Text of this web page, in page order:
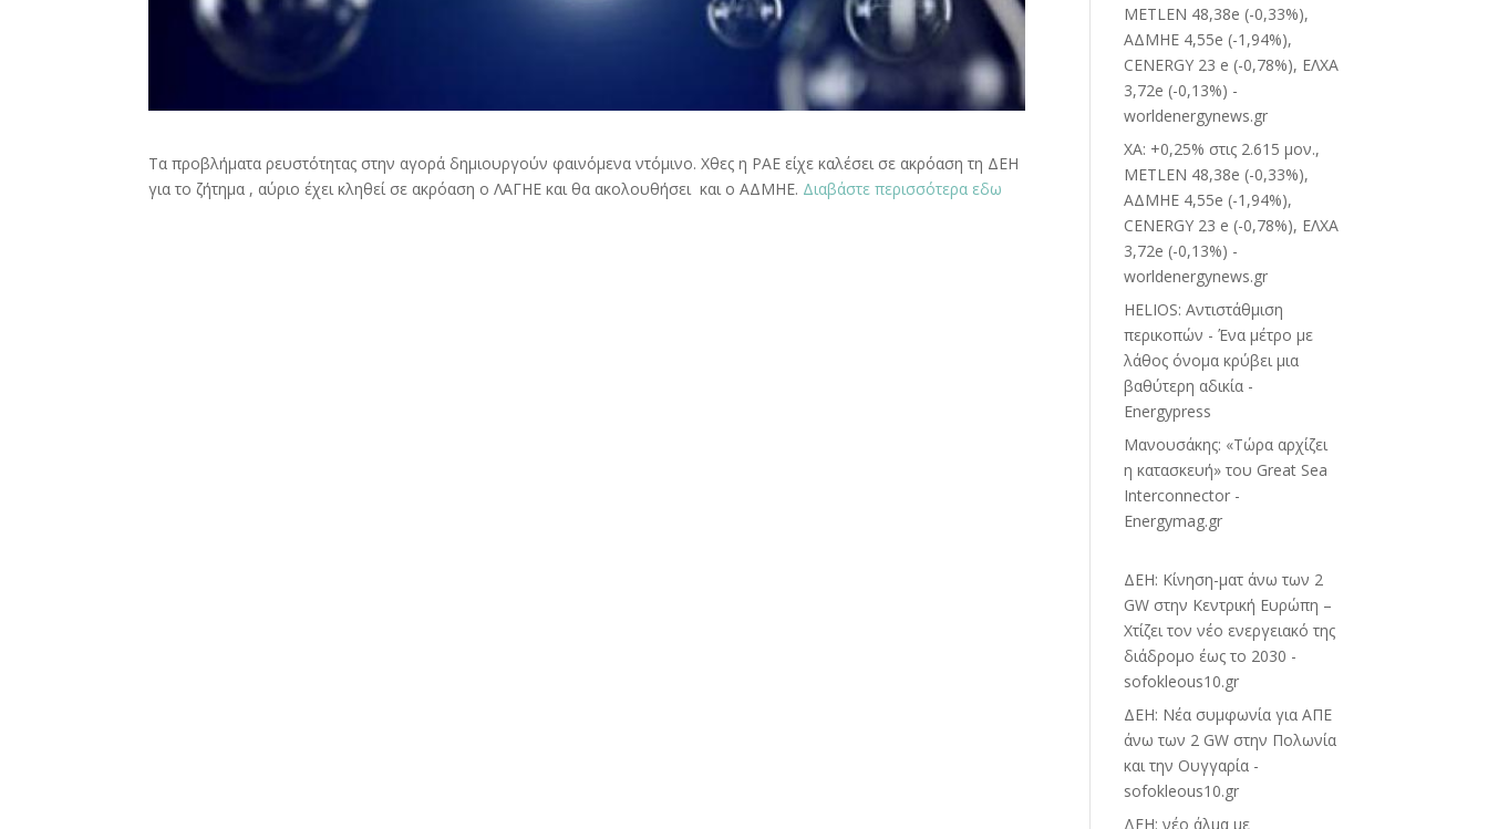
Τα προβλήματα ρευστότητας στην αγορά δημιουργούν φαινόμενα ντόμινο. Χθες η ΡΑΕ είχε καλέσει σε ακρόαση τη ΔΕΗ
για το ζήτημα , αύριο έχει κληθεί σε ακρόαση ο ΛΑΓΗΕ και θα ακολουθήσει και ο ΑΔΜΗΕ. Διαβάστε περισσότερα εδω
METLEN 48,38e (-0,33%),
ΑΔΜΗΕ 4,55e (-1,94%),
CENERGY 23 e (-0,78%), ΕΛΧΑ
3,72e (-0,13%) -
worldenergynews.gr
ΧΑ: +0,25% στις 2.615 μον.,
METLEN 48,38e (-0,33%),
ΑΔΜΗΕ 4,55e (-1,94%),
CENERGY 23 e (-0,78%), ΕΛΧΑ
3,72e (-0,13%) -
worldenergynews.gr
HELIOS: Αντιστάθμιση
περικοπών - Ένα μέτρο με
λάθος όνομα κρύβει μια
βαθύτερη αδικία -
Energypress
Μανουσάκης: «Τώρα αρχίζει
η κατασκευή» του Great Sea
Interconnector -
Energymag.gr
ΔΕΗ: Κίνηση-ματ άνω των 2
GW στην Κεντρική Ευρώπη –
Χτίζει τον νέο ενεργειακό της
διάδρομο έως το 2030 -
sofokleous10.gr
ΔΕΗ: Νέα συμφωνία για ΑΠΕ
άνω των 2 GW στην Πολωνία
και την Ουγγαρία -
sofokleous10.gr
ΔΕΗ: νέο άλμα με